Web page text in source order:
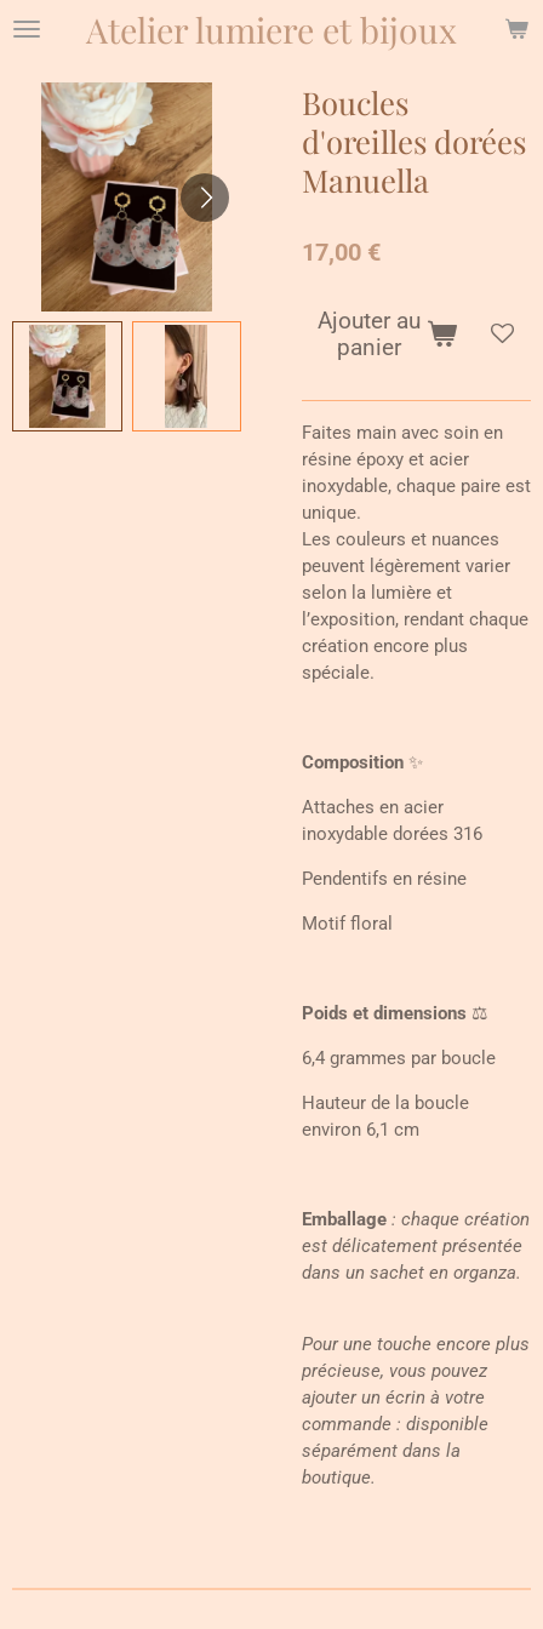
Passer
principal
Atelier lumiere et bijoux
Boucles
d'oreilles dorées
Manuella
17,00 €
Ajouter au
panier
Faites main avec soin en
résine époxy et acier
inoxydable, chaque paire est
unique.
Les couleurs et nuances
peuvent légèrement varier
selon la lumière et
l’exposition, rendant chaque
création encore plus
spéciale.
Composition ✨
Attaches en acier
inoxydable dorées 316
Pendentifs en résine
Motif floral
Poids et dimensions ⚖️
6,4 grammes par boucle
Hauteur de la boucle
environ 6,1 cm
Emballage : chaque création
est délicatement présentée
dans un sachet en organza.
Pour une touche encore plus
précieuse, vous pouvez
ajouter un écrin à votre
commande : disponible
séparément dans la
boutique.